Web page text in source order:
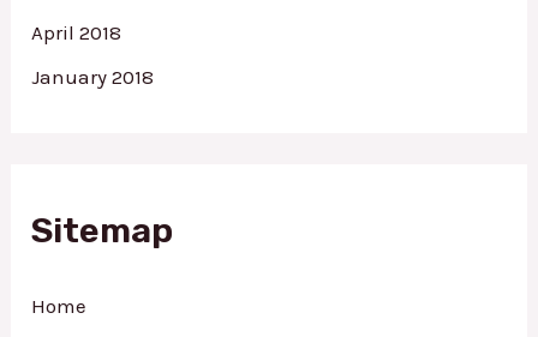
April 2018
January 2018
Sitemap
Home